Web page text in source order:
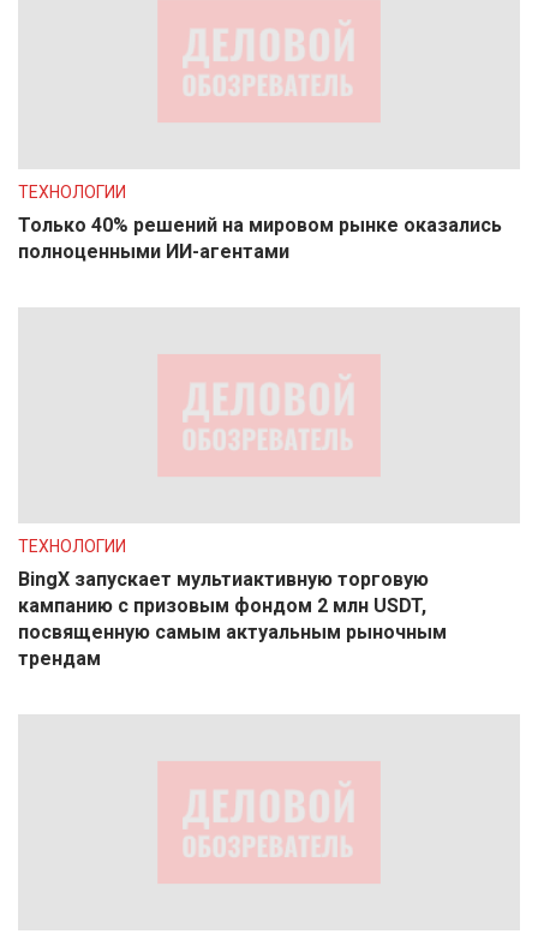
ТЕХНОЛОГИИ
Только 40% решений на мировом рынке оказались
полноценными ИИ-агентами
ТЕХНОЛОГИИ
BingX запускает мультиактивную торговую
кампанию с призовым фондом 2 млн USDT,
посвященную самым актуальным рыночным
трендам